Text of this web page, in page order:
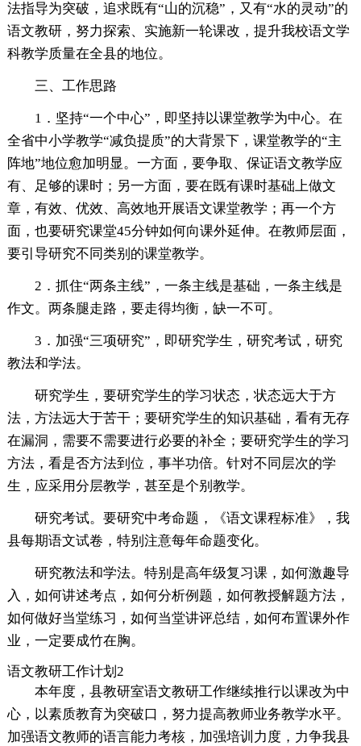
法指导为突破，追求既有“山的沉稳”，又有“水的灵动”的
语文教研，努力探索、实施新一轮课改，提升我校语文学
科教学质量在全县的地位。
三、工作思路
1．坚持“一个中心”，即坚持以课堂教学为中心。在
全省中小学教学“减负提质”的大背景下，课堂教学的“主
阵地”地位愈加明显。一方面，要争取、保证语文教学应
有、足够的课时；另一方面，要在既有课时基础上做文
章，有效、优效、高效地开展语文课堂教学；再一个方
面，也要研究课堂45分钟如何向课外延伸。在教师层面，
要引导研究不同类别的课堂教学。
2．抓住“两条主线”，一条主线是基础，一条主线是
作文。两条腿走路，要走得均衡，缺一不可。
3．加强“三项研究”，即研究学生，研究考试，研究
教法和学法。
研究学生，要研究学生的学习状态，状态远大于方
法，方法远大于苦干；要研究学生的知识基础，看有无存
在漏洞，需要不需要进行必要的补全；要研究学生的学习
方法，看是否方法到位，事半功倍。针对不同层次的学
生，应采用分层教学，甚至是个别教学。
研究考试。要研究中考命题，《语文课程标准》，我
县每期语文试卷，特别注意每年命题变化。
研究教法和学法。特别是高年级复习课，如何激趣导
入，如何讲述考点，如何分析例题，如何教授解题方法，
如何做好当堂练习，如何当堂讲评总结，如何布置课外作
业，一定要成竹在胸。
语文教研工作计划2
本年度，县教研室语文教研工作继续推行以课改为中
心，以素质教育为突破口，努力提高教师业务教学水平。
加强语文教师的语言能力考核，加强培训力度，力争我县